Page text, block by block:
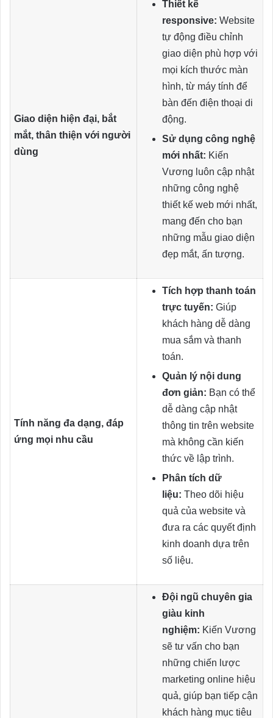
Giao diện hiện đại, bắt
mắt, thân thiện với người
dùng
Thiết kế
responsive: Website
tự động điều chỉnh
giao diện phù hợp với
mọi kích thước màn
hình, từ máy tính để
bàn đến điện thoại di
động.
Sử dụng công nghệ
mới nhất: Kiến
Vương luôn cập nhật
những công nghệ
thiết kế web mới nhất,
mang đến cho bạn
những mẫu giao diện
đẹp mắt, ấn tượng.
Tính năng đa dạng, đáp
ứng mọi nhu cầu
Tích hợp thanh toán
trực tuyến: Giúp
khách hàng dễ dàng
mua sắm và thanh
toán.
Quản lý nội dung
đơn giản: Bạn có thể
dễ dàng cập nhật
thông tin trên website
mà không cần kiến
thức về lập trình.
Phân tích dữ
liệu: Theo dõi hiệu
quả của website và
đưa ra các quyết định
kinh doanh dựa trên
số liệu.
Đội ngũ chuyên gia
giàu kinh
nghiệm: Kiến Vương
sẽ tư vấn cho bạn
những chiến lược
marketing online hiệu
quả, giúp bạn tiếp cận
khách hàng mục tiêu